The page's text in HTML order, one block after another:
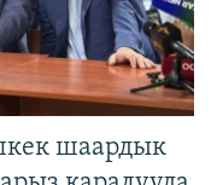
шаардык